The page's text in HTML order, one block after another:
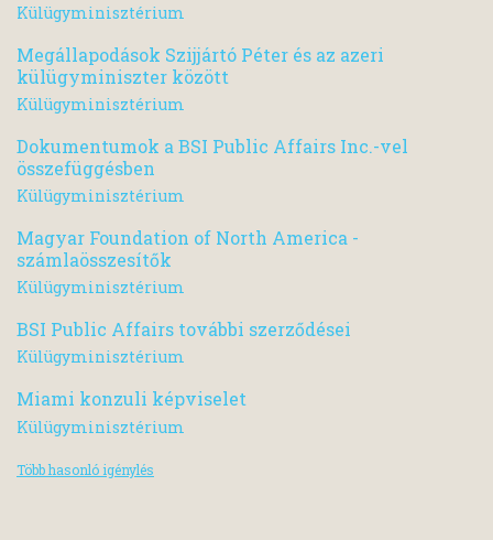
Külügyminisztérium
Megállapodások Szijjártó Péter és az azeri
külügyminiszter között
Külügyminisztérium
Dokumentumok a BSI Public Affairs Inc.-vel
összefüggésben
Külügyminisztérium
Magyar Foundation of North America -
számlaösszesítők
Külügyminisztérium
BSI Public Affairs további szerződései
Külügyminisztérium
Miami konzuli képviselet
Külügyminisztérium
Több hasonló igénylés